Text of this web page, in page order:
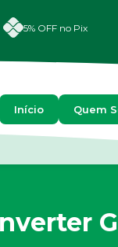
5% OFF no Pix
Início Quem